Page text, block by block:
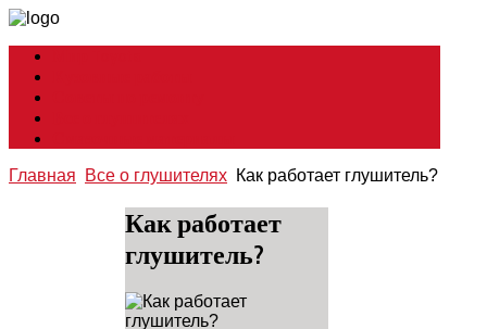
Главная Все о глушителях Как работает глушитель?
Как работает
глушитель?